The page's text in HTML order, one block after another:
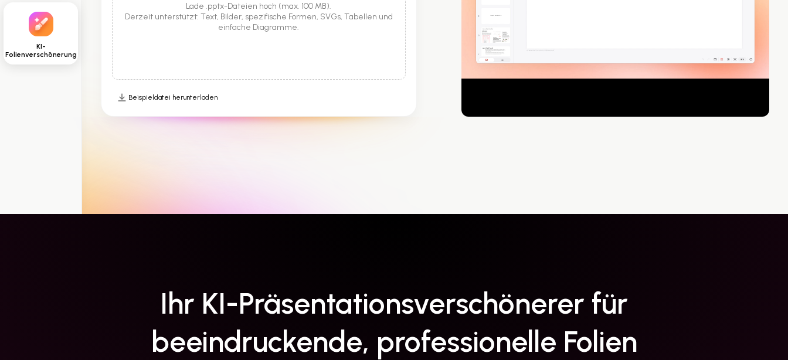
KI-
Folienverschönerung
Lade .pptx-Dateien hoch (max. 100 MB).
Derzeit unterstützt: Text, Bilder, spezifische Formen, SVGs, Tabellen und
einfache Diagramme.
Beispieldatei herunterladen
Ihr KI-Präsentationsverschönerer für
beeindruckende, professionelle Folien